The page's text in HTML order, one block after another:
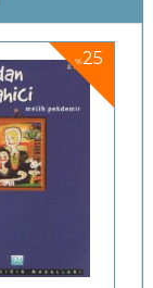
%25